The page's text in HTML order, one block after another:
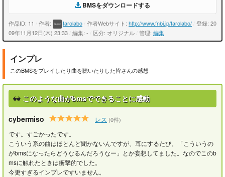
BMSをダウンロードする
作品ID: 11 作者: tarolabo 作者Webサイト: http://www.fnbi.jp/tarolabo/ 登録: 20
09年11月12日(木) 23:33 編集: - 区分: オリジナル 管理: 編集
インプレ
このBMSをプレイしたり曲を聴いたりした皆さんの感想
このような曲がbmsでできることに感動
cybermiso レス (0件)
です。すごかったです。
こういう系の曲はほとんど聞かないんですが、耳にするたび、「こういうの
がbmsになったらどうなるんだろうなー」とか妄想してました。なのでこのb
msに触れたときは衝撃的でした。
今更すぎるインプレですいません。